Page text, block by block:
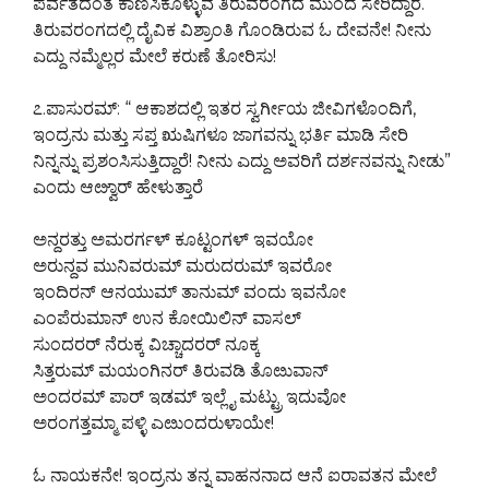
ತಿರುವರಂಗದಲ್ಲಿ ದೈವಿಕ ವಿಶ್ರಾಂತಿ ಗೊಂಡಿರುವ ಓ ದೇವನೇ! ನೀನು
ಎದ್ದು ನಮ್ಮೆಲ್ಲರ ಮೇಲೆ ಕರುಣೆ ತೋರಿಸು!
೭.ಪಾಸುರಮ್: “ ಆಕಾಶದಲ್ಲಿ ಇತರ ಸ್ವರ್ಗೀಯ ಜೀವಿಗಳೊಂದಿಗೆ,
ಇಂದ್ರನು ಮತ್ತು ಸಪ್ತ ಋಷಿಗಳೂ ಜಾಗವನ್ನು ಭರ್ತಿ ಮಾಡಿ ಸೇರಿ
ನಿನ್ನನ್ನು ಪ್ರಶಂಸಿಸುತ್ತಿದ್ದಾರೆ! ನೀನು ಎದ್ದು ಅವರಿಗೆ ದರ್ಶನವನ್ನು ನೀಡು”
ಎಂದು ಆೞ್ವಾರ್ ಹೇಳುತ್ತಾರೆ
ಅನ್ದರತ್ತು ಅಮರರ್ಗಳ್ ಕೂಟ್ಟಂಗಳ್ ಇವಯೋ
ಅರುನ್ದವ ಮುನಿವರುಮ್ ಮರುದರುಮ್ ಇವರೋ
ಇಂದಿರನ್ ಆನಯುಮ್ ತಾನುಮ್ ವಂದು ಇವನೋ
ಎಂಪೆರುಮಾನ್ ಉನ ಕೋಯಿಲಿನ್ ವಾಸಲ್
ಸುಂದರರ್ ನೆರುಕ್ಕ ವಿಚ್ಚಾದರರ್ ನೂಕ್ಕ
ಸಿತ್ತರುಮ್ ಮಯಂಗಿನರ್ ತಿರುವಡಿ ತೊೞುವಾನ್
ಅಂದರಮ್ ಪಾರ್ ಇಡಮ್ ಇಲ್ಲೈ ಮಟ್ಟ್ರು ಇದುವೋ
ಅರಂಗತ್ತಮ್ಮಾ ಪಳ್ಳಿ ಎೞುಂದರುಳಾಯೇ!
ಓ ನಾಯಕನೇ! ಇಂದ್ರನು ತನ್ನ ವಾಹನನಾದ ಆನೆ ಐರಾವತನ ಮೇಲೆ